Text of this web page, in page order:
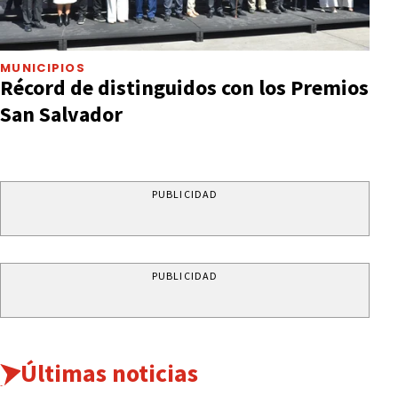
MUNICIPIOS
Récord de distinguidos con los Premios
San Salvador
PUBLICIDAD
PUBLICIDAD
Últimas noticias